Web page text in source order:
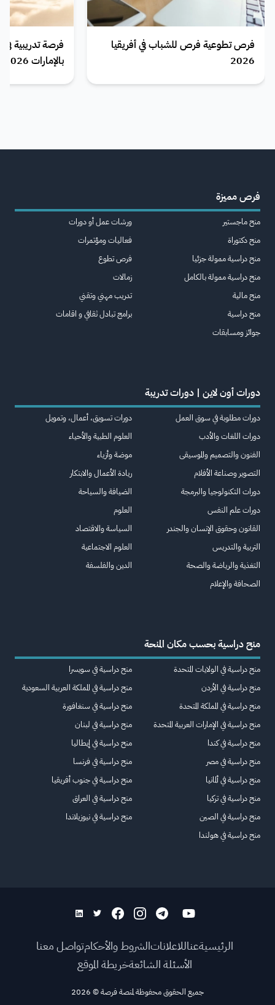
فرص تطوعية فرص للشباب في أفريقيا
2026
فرصة تدريبية
بالإمارات 2026
فرص مميزة
منح ماجستير
منح دكتوراة
منح دراسية ممولة جزئيا
منح دراسية ممولة بالكامل
منح مالية
منح دراسية
جوائز ومسابقات
ورشات عمل أو دورات
فعاليات ومؤتمرات
فرص تطوع
زمالات
تدريب مهني وتقني
برامج تبادل ثقافي و اقامات
دورات أون لاين | دورات تدريبة
دورات مطلوبة في سوق العمل
دورات اللغات والأدب
الفنون والتصميم والموسيقى
التصوير وصناعة الأفلام
دورات التكنولوجيا والبرمجة
دورات علم النفس
القانون وحقوق الإنسان والجندر
التربية والتدريس
التغذية والرياضة والصحة
الصحافة والإعلام
دورات تسويق، أعمال، وتمويل
العلوم الطبية والأحياء
موضة وأزياء
ريادة الأعمال والابتكار
الضيافة والسياحة
العلوم
السياسة والاقتصاد
العلوم الاجتماعية
الدين والفلسفة
منح دراسية بحسب مكان المنحة
منح دراسية في الولايات المتحدة
منح دراسية في الأردن
منح دراسية في المملكة المتحدة
منح دراسية في الإمارات العربية المتحدة
منح دراسية في كندا
منح دراسية في مصر
منح دراسية في ألمانيا
منح دراسية في تركيا
منح دراسية في الصين
منح دراسية في هولندا
منح دراسية في سويسرا
منح دراسية في المملكة العربية السعودية
منح دراسية في سنغافورة
منح دراسية في لبنان
منح دراسية في إيطاليا
منح دراسية في فرنسا
منح دراسية في جنوب أفريقيا
منح دراسية في العراق
منح دراسية في نيوزيلاندا
الرئيسيةعناللاعلاناتالشروط والأحكامتواصل معنا
الأسئلة الشائعةخريطة الموقع
جميع الحقوق محفوظة لمنصة فرصة©
2026